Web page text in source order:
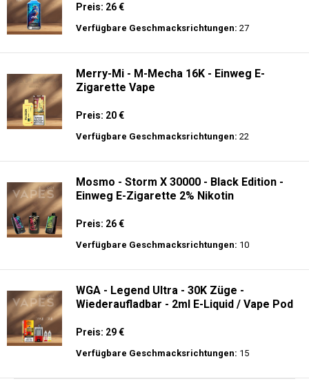
Preis: 26 €
Verfügbare Geschmacksrichtungen: 27
Merry-Mi - M-Mecha 16K - Einweg E-
Zigarette Vape
Preis: 20 €
Verfügbare Geschmacksrichtungen: 22
Mosmo - Storm X 30000 - Black Edition -
Einweg E-Zigarette 2% Nikotin
Preis: 26 €
Verfügbare Geschmacksrichtungen: 10
WGA - Legend Ultra - 30K Züge -
Wiederaufladbar - 2ml E-Liquid / Vape Pod
Preis: 29 €
Verfügbare Geschmacksrichtungen: 15